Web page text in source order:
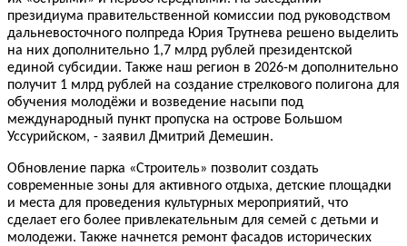
президиума правительственной комиссии под руководством
дальневосточного полпреда Юрия Трутнева решено выделить
на них дополнительно 1,7 млрд рублей президентской
единой субсидии. Также наш регион в 2026-м дополнительно
получит 1 млрд рублей на создание стрелкового полигона для
обучения молодёжи и возведение насыпи под
международный пункт пропуска на острове Большом
Уссурийском, - заявил Дмитрий Демешин.
Обновление парка «Строитель» позволит создать
современные зоны для активного отдыха, детские площадки
и места для проведения культурных мероприятий, что
сделает его более привлекательным для семей с детьми и
молодежи. Также начнется ремонт фасадов исторических